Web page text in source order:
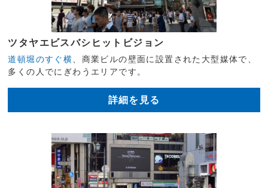
ツタヤエビスバシヒットビジョン
道頓堀のすぐ横 、商業ビルの壁面に設置された大型媒体で、
多くの人でにぎわうエリアです。
詳細を見る